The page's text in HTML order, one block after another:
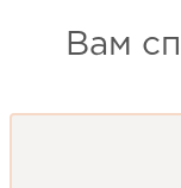
Вам